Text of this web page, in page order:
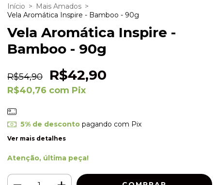
Início > Mais Amados >
Vela Aromática Inspire - Bamboo - 90g
Vela Aromática Inspire -
Bamboo - 90g
R$54,90 R$42,90
R$40,76 com Pix
5% de descontopagando com Pix
Ver mais detalhes
Atenção, última peça!